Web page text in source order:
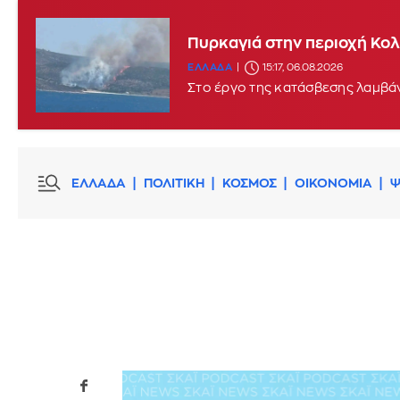
Πυρκαγιά στην περιοχή
ΕΛΛΑΔΑ 15:17, 06.08.2026
Στο έργο της κατάσβεσης
ΕΛΛΑΔΑ ΠΟΛΙΤΙΚΗ ΚΟΣΜΟΣ ΟΙΚΟΝΟΜΙΑ